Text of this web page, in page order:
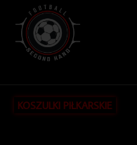
KOSZULKI PIŁKARSKIE